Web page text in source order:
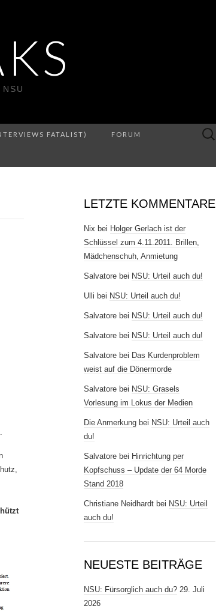
FATALIST) FORUM
Suche
LETZTE KOMMENTARE
Nix bei Holger Gerlach ist der
Schlüssel zum 4.11.2011. Brillen,
Mädchenschuh, Anmietung
Salvatore bei NSU: Urteil auch du!
Ulli bei NSU: Urteil auch du!
Salvatore bei NSU: Urteil auch du!
Salvatore bei NSU: Urteil auch du!
Salvatore bei Das Kurdenproblem
weist auf die Dönermorde
Salvatore bei NSU: Grasels
Vorlesung im Lokus der Medien
Die Anmerkung bei NSU: Urteil auch
du!
Salvatore bei Hinrichtung per
Kopfschuss – Update der 64 Morde
Stand 2018
Christiane Neidhardt bei NSU: Urteil
auch du!
NEUESTE BEITRÄGE
NSU: Fürsorglich auch du? 29. Juli
2026